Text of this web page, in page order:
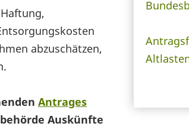
abzuschätzen,
Antrages
Auskünfte